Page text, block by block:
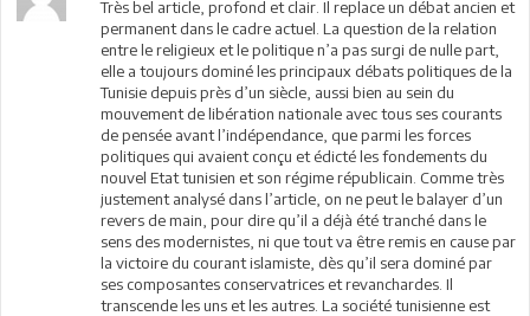
Très bel article, profond et clair. Il replace un débat ancien et
permanent dans le cadre actuel. La question de la relation
entre le religieux et le politique n’a pas surgi de nulle part,
elle a toujours dominé les principaux débats politiques de la
Tunisie depuis près d’un siècle, aussi bien au sein du
mouvement de libération nationale avec tous ses courants
de pensée avant l’indépendance, que parmi les forces
politiques qui avaient conçu et édicté les fondements du
nouvel Etat tunisien et son régime républicain. Comme très
justement analysé dans l’article, on ne peut le balayer d’un
revers de main, pour dire qu’il a déjà été tranché dans le
sens des modernistes, ni que tout va être remis en cause par
la victoire du courant islamiste, dès qu’il sera dominé par
ses composantes conservatrices et revanchardes. Il
transcende les uns et les autres. La société tunisienne est